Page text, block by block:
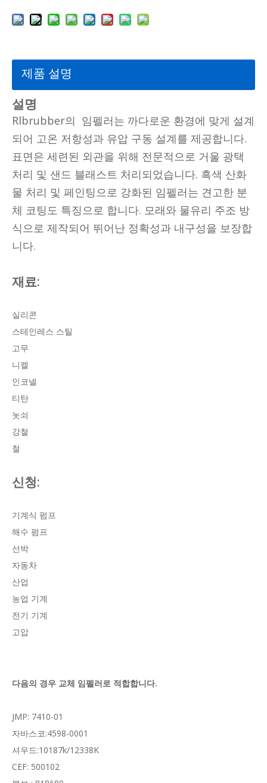
제품 설명
설명
Rlbrubber의 임펠러는 까다로운 환경에 맞게 설계
되어 고온 저항성과 유압 구동 설계를 제공합니다.
표면은 세련된 외관을 위해 전문적으로 거울 광택
처리 및 샌드 블래스트 처리되었습니다. 흑색 산화
물 처리 및 페인팅으로 강화된 임펠러는 견고한 분
체 코팅도 특징으로 합니다. 모래와 물유리 주조 방
식으로 제작되어 뛰어난 정확성과 내구성을 보장합
니다.
재료:
실리콘
스테인레스 스틸
고무
니켈
인코넬
티탄
놋쇠
강철
철
신청:
기계식 펌프
해수 펌프
선박
자동차
산업
농업 기계
전기 기계
고압
다음의 경우 교체 임펠러로 적합합니다.
JMP: 7410-01
자바스코:4598-0001
셔우드:10187k/12338K
CEF: 500102